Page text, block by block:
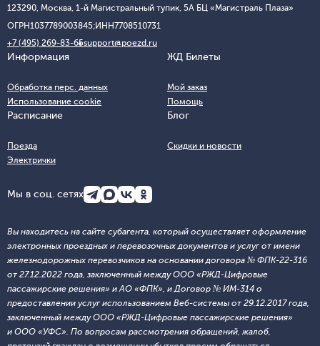
123290, Москва, 1-й Магистральный тупик, 5А БЦ «Магистраль Плаза»
ОГРН1037789003845;ИНН7708510731
+7 (495) 269-83-65support@poezd.ru
Информация
Обработка перс. данных
Использование cookie
ЖД Билеты
Мой заказ
Помощь
Расписание
Поезда
Электрички
Блог
Скидки и новости
Мы в соц. сетях
Вы находитесь на сайте субагента, который осуществляет оформление
электронных проездных и перевозочных документов и услуг от имени
железнодорожных перевозчиков на основании договора № ФПК-22-316
от 27.12.2022 года, заключенный между ООО «РЖД-Цифровые
пассажирские решения» и АО «ФПК», и Договор № ИМ-314 о
предоставлении услуг использованием Веб-системы от 29.12.2017 года,
заключенный между ООО «РЖД-Цифровые пассажирские решения»
и ООО «УФС». По вопросам рассмотрения обращений, жалоб,